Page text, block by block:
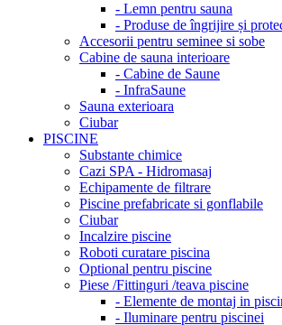
- Lemn pentru sauna
- Produse de îngrijire și
Accesorii pentru seminee si sobe
Cabine de sauna interioare
- Cabine de Saune
- InfraSaune
Sauna exterioara
Ciubar
PISCINE
Substante chimice
Cazi SPA - Hidromasaj
Echipamente de filtrare
Piscine prefabricate si gonflabile
Ciubar
Incalzire piscine
Roboti curatare piscina
Optional pentru piscine
Piese /Fittinguri /teava piscine
- Elemente de montaj in
- Iluminare pentru piscinei